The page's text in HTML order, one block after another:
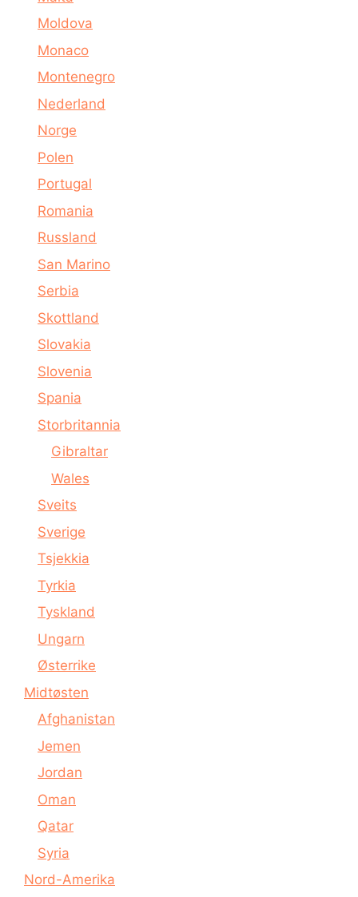
Moldova
Monaco
Montenegro
Nederland
Norge
Polen
Portugal
Romania
Russland
San Marino
Serbia
Skottland
Slovakia
Slovenia
Spania
Storbritannia
Gibraltar
Wales
Sveits
Sverige
Tsjekkia
Tyrkia
Tyskland
Ungarn
Østerrike
Midtøsten
Afghanistan
Jemen
Jordan
Oman
Qatar
Syria
Nord-Amerika